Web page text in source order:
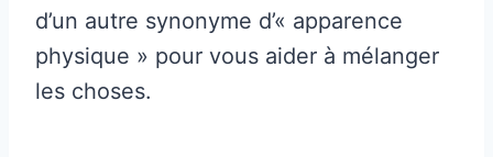
d’un autre synonyme d’« apparence
physique » pour vous aider à mélanger
les choses.